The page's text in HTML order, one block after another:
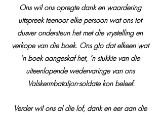
Ons wil ons opregte dank en waardering
uitspreek teenoor elke persoon wat ons tot
dusver ondersteun het met die vrystelling en
verkope van die boek. Ons glo dat elkeen wat
’n boek aangeskaf het, ’n stukkie van die
uiteenlopende wedervaringe van ons
Valskermbataljon-soldate kon beleef.
Verder wil ons al die lof, dank en eer aan die